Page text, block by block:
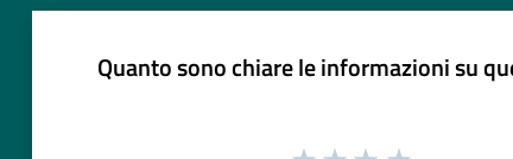
Quanto sono chiare le informazioni su